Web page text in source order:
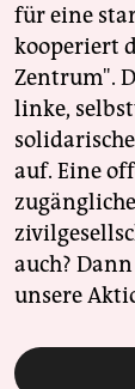
für eine
kooperiert
Zentrum".
linke,
auf. Eine
auch?
unsere